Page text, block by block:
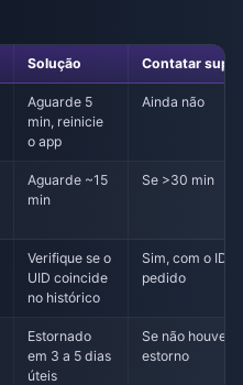
Solução Contatar
Aguarde 5
min, reinicie
o app
Ainda não
Aguarde ~15
min
Se >30 min
Verifique se o
UID coincide
no histórico
Sim, com o ID
pedido
Estornado
em 3 a 5 dias
úteis
Se não houver
estorno